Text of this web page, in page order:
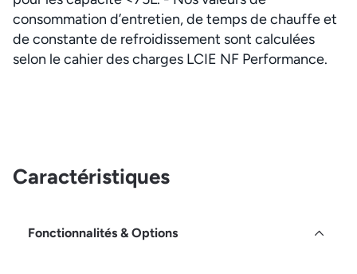
consommation d’entretien, de temps de chauffe et
de constante de refroidissement sont calculées
selon le cahier des charges LCIE NF Performance.
Caractéristiques
Fonctionnalités & Options